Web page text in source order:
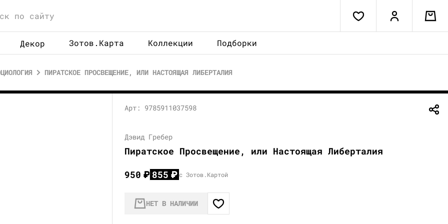
Декор Зотов.Карта Коллекции Подборки
ПИРАТСКОЕ ПРОСВЕЩЕНИЕ, ИЛИ НАСТОЯЩАЯ ЛИБЕРТАЛИЯ
Арт: 9785911037598
Дэвид Гребер
Пиратское Просвещение, или Настоящая Либерталия
950₽ 855₽ с Зотов.Картой
НЕТ В НАЛИЧИИ